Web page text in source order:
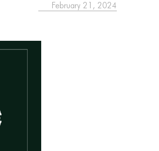
February 21, 2024